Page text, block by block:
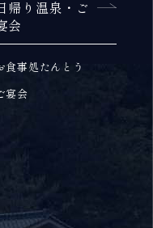
帰り温泉・ご
会
食事処たんとう
宴会